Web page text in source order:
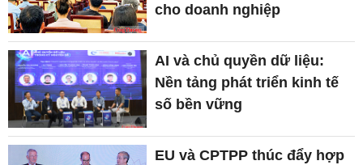
cho doanh nghiệp
AI và chủ quyền dữ liệu:
Nền tảng phát triển kinh tế
số bền vững
EU và CPTPP thúc đẩy hợp